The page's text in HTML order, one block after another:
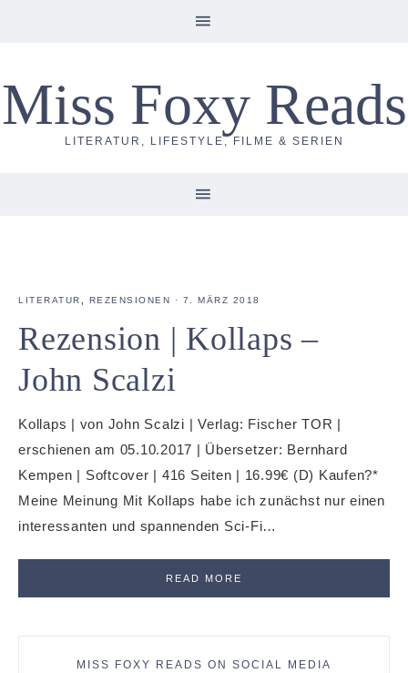
Miss Foxy Reads
LITERATUR, LIFESTYLE, FILME & SERIEN
LITERATUR REZENSIONEN · 7. MÄRZ 2018
Rezension | Kollaps –
John Scalzi
Kollaps | von John Scalzi | Verlag: Fischer TOR |
erschienen am 05.10.2017 | Übersetzer: Bernhard
Kempen | Softcover | 416 Seiten | 16.99€ (D) Kaufen?*
Meine Meinung Mit Kollaps habe ich zunächst nur einen
interessanten und spannenden Sci-Fi…
READ MORE
MISS FOXY READS ON SOCIAL MEDIA